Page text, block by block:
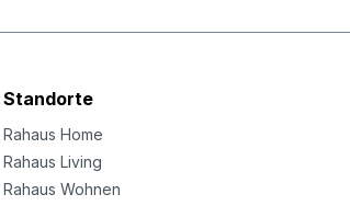
Standorte
Rahaus Home
Rahaus Living
Rahaus Wohnen